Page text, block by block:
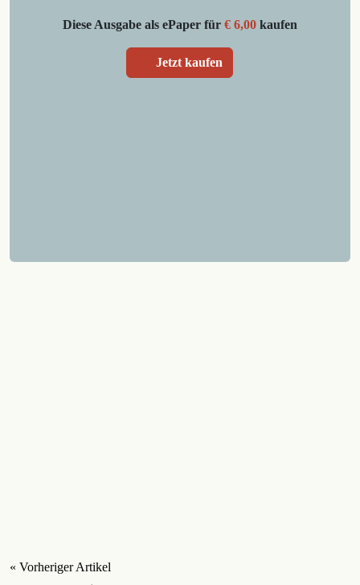
Diese Ausgabe als ePaper für € 6,00kaufen
Jetzt kaufen
« Vorheriger Artikel